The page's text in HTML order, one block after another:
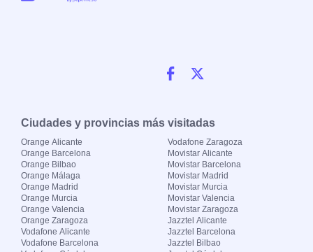
Ciudades y provincias más visitadas
Orange Alicante
Orange Barcelona
Orange Bilbao
Orange Málaga
Orange Madrid
Orange Murcia
Orange Valencia
Orange Zaragoza
Vodafone Alicante
Vodafone Barcelona
Vodafone Zaragoza
Movistar Alicante
Movistar Barcelona
Movistar Madrid
Movistar Murcia
Movistar Valencia
Movistar Zaragoza
Jazztel Alicante
Jazztel Barcelona
Jazztel Bilbao